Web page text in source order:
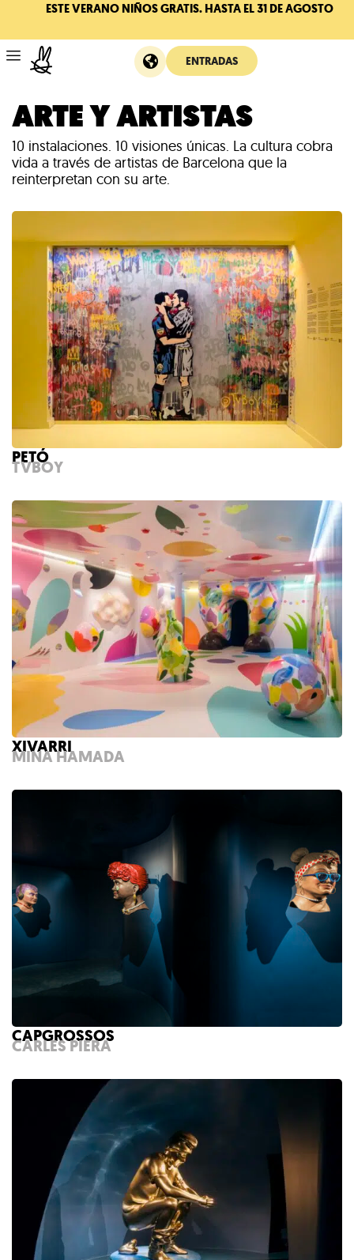
ESTE VERANO NIÑOS GRATIS. HASTA EL 31 DE AGOSTO
ENTRADAS
ARTE Y ARTISTAS
10 instalaciones. 10 visiones únicas. La cultura cobra
vida a través de artistas de Barcelona que la
reinterpretan con su arte.
PETÓ
TVBOY
XIVARRI
MINA HAMADA
CAPGROSSOS
CARLES PIERA